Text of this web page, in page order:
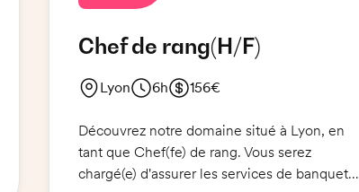
Chef de rang(H/F)
Lyon 6h 156€
Découvrez notre domaine situé à Lyon, en
tant que Chef(fe) de rang. Vous serez
chargé(e) d'assurer les services de banquets.